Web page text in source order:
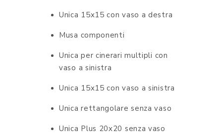
Unica 15x15 con vaso a destra
Musa componenti
Unica per cinerari multipli con
vaso a sinistra
Unica 15x15 con vaso a sinistra
Unica rettangolare senza vaso
Unica Plus 20x20 senza vaso